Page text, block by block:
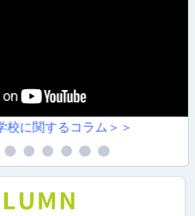
関するコラム＞＞